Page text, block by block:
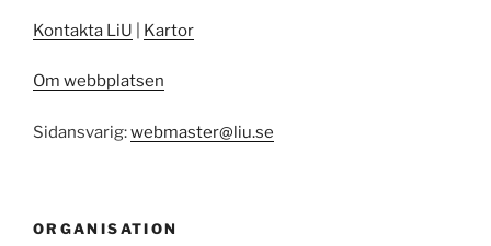
Kontakta LiU Kartor
Om webbplatsen
Sidansvarig:webmaster@liu.se
ORGANISATION